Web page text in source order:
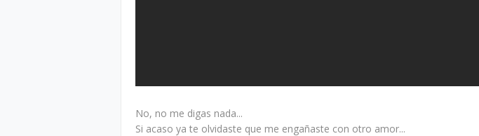
No, no me digas nada...
Si acaso ya te olvidaste que me engañaste con otro amor...